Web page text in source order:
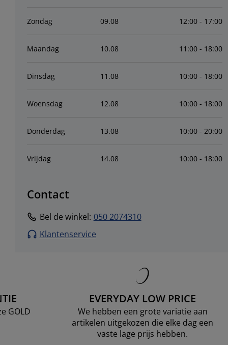
Zondag 09.08 12:00 - 17:00
Maandag 10.08 11:00 - 18:00
Dinsdag 11 .08 10:00 - 18:00
Woensdag 12.08 10:00 - 18:00
Donderdag 13.08 10:00 - 20:00
Vrijdag 14.08 10:00 - 18:00
Contact
Bel de winkel: 050 2074310
Klantenservice
GOLD
EVERYDAY LOW PRICE
We hebben een grote variatie aan
artikelen uitgekozen die elke dag een
vaste lage prijs hebben.